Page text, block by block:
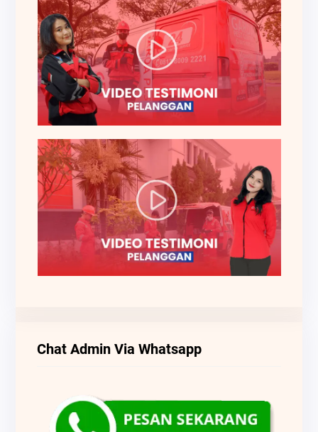
Chat Admin Via Whatsapp